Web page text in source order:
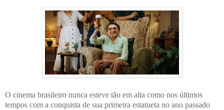
O cinema brasileiro nunca esteve tão em alta como nos últimos
tempos com a conquista de sua primeira estatueta no ano passado